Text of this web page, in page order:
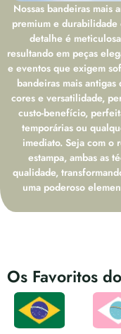
Nossas bandeiras mais
premium e
detalhe é
resultando em peças
e eventos que exigem
bandeiras mais
cores e versatilidade,
custo-benefício,
temporárias ou
imediato. Seja com o
estampa, ambas as
qualidade,
uma poderoso
Os Favoritos